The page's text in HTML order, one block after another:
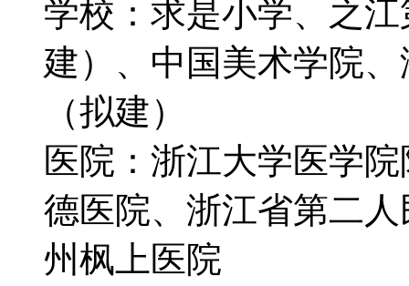
学校：求是小学、之
建）、中国美术学院
（拟建）
医院：浙江大学医学
德医院、浙江省第二
州枫上医院